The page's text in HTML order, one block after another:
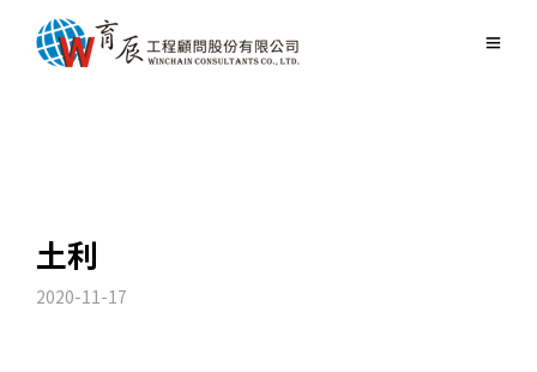
土利
2020-11-17